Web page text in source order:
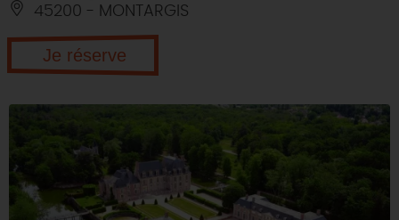
45200 - MONTARGIS
Je réserve